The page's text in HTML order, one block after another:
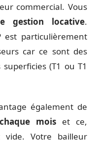
commercial. Vous
gestion locative.
est particulièrement
car ce sont des
(T1 ou T1
également de
mois et ce,
Votre bailleur